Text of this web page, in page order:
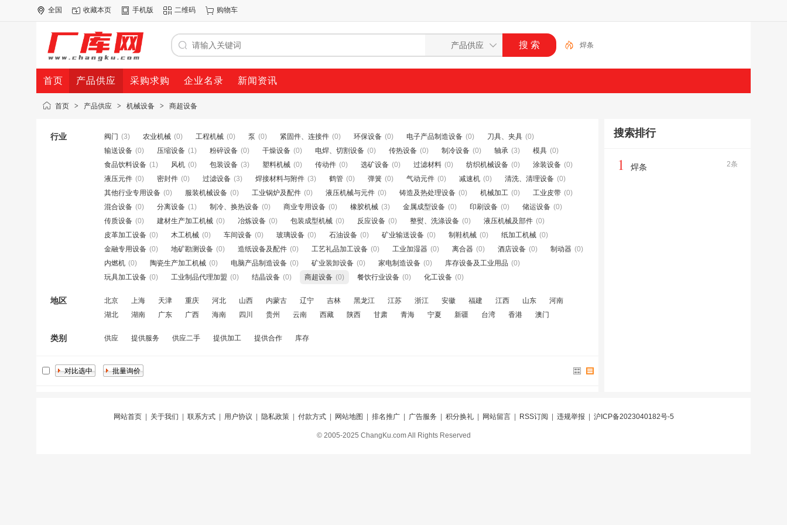
全国 收藏本页 手机版 二维码 购物车
焊条
首页 产品供应 采购求购 企业名录 新闻资讯
首页 > 产品供应 > 机械设备 > 商超设备
行业 阀门 (3) 农业机械 (0) 工程机械 (0) 泵 (0) 紧固件、连接件 (0) 环保设备 (0) 电子产品制造设备 (0) 刀具、夹具 (0)
输送设备 (0) 压缩设备 (1) 粉碎设备 (0) 干燥设备 (0) 电焊、切割设备 (0) 传热设备 (0) 制冷设备 (0) 轴承 (3) 模具 (0)
食品饮料设备 (1) 风机 (0) 包装设备 (3) 塑料机械 (0) 传动件 (0) 选矿设备 (0) 过滤材料 (0) 纺织机械设备 (0) 涂装设备 (0)
液压元件 (0) 密封件 (0) 过滤设备 (3) 焊接材料与附件 (3) 鹤管 (0) 弹簧 (0) 气动元件 (0) 减速机 (0) 清洗、清理设备 (0)
其他行业专用设备 (0) 服装机械设备 (0) 工业锅炉及配件 (0) 液压机械与元件 (0) 铸造及热处理设备 (0) 机械加工 (0) 工业皮带 (0)
混合设备 (0) 分离设备 (1) 制冷、换热设备 (0) 商业专用设备 (0) 橡胶机械 (3) 金属成型设备 (0) 印刷设备 (0) 储运设备 (0)
传质设备 (0) 建材生产加工机械 (0) 冶炼设备 (0) 包装成型机械 (0) 反应设备 (0) 整熨、洗涤设备 (0) 液压机械及部件 (0)
皮革加工设备 (0) 木工机械 (0) 车间设备 (0) 玻璃设备 (0) 石油设备 (0) 矿业输送设备 (0) 制鞋机械 (0) 纸加工机械 (0)
金融专用设备 (0) 地矿勘测设备 (0) 造纸设备及配件 (0) 工艺礼品加工设备 (0) 工业加湿器 (0) 离合器 (0) 酒店设备 (0) 制动器 (0)
内燃机 (0) 陶瓷生产加工机械 (0) 电脑产品制造设备 (0) 矿业装卸设备 (0) 家电制造设备 (0) 库存设备及工业用品 (0)
玩具加工设备 (0) 工业制品代理加盟 (0) 结晶设备 (0) 商超设备 (0) 餐饮行业设备 (0) 化工设备 (0)
地区 北京 上海 天津 重庆 河北 山西 内蒙古 辽宁 吉林 黑龙江 江苏 浙江 安徽 福建 江西 山东
河南
湖北
湖南 广东 广西 海南 四川 贵州 云南 西藏 陕西 甘肃 青海 宁夏 新疆 台湾 香港 澳门
类别 供应 提供服务 供应二手 提供加工 提供合作 库存
搜索排行
2条
1 焊条
网站首页| 关于我们 联系方式| 用户协议 隐私政策| 付款方式| 网站地图 排名推广| 广告服务 积分换礼| 网站留言| RSS订阅 违规举报 沪ICP备2023040182号-5
© 2005-2025 ChangKu.com All Rights Reserved